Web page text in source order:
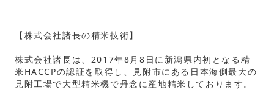
【株式会社諸長の精米技術】
株式会社諸長は、2017年8月8日に新潟県内初となる精
米HACCPの認証を取得し、見附市にある日本海側最大の
見附工場で大型精米機で丹念に産地精米しております。